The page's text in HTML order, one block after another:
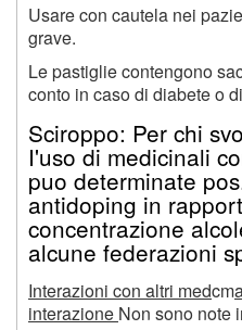
Usare con cautela nei
grave.
Le pastiglie contengono
conto in caso di diabete o
Sciroppo: Per chi
I'uso di medicinali
puo determinate
antidoping in
concentrazione
alcune federazioni
Interazioni con altri medcm
interazione Non sono note